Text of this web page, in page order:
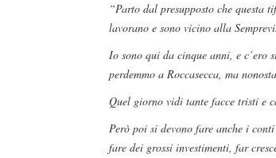
“Parto dal presupposto che questa
lavorano e sono vicino alla
Io sono qui da cinque anni, e c’ero
perdemmo a Roccasecca, ma
Quel giorno vidi tante facce tristi e
Però poi si devono fare anche i
fare dei grossi investimenti, far